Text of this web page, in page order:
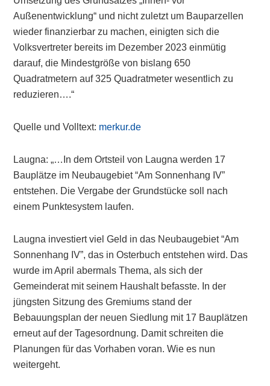
Außenentwicklung“ und nicht zuletzt um Bauparzellen
wieder finanzierbar zu machen, einigten sich die
Volksvertreter bereits im Dezember 2023 einmütig
darauf, die Mindestgröße von bislang 650
Quadratmetern auf 325 Quadratmeter wesentlich zu
reduzieren….“
Quelle und Volltext: merkur.de
Laugna: „…In dem Ortsteil von Laugna werden 17
Bauplätze im Neubaugebiet “Am Sonnenhang IV”
entstehen. Die Vergabe der Grundstücke soll nach
einem Punktesystem laufen.
Laugna investiert viel Geld in das Neubaugebiet “Am
Sonnenhang IV”, das in Osterbuch entstehen wird. Das
wurde im April abermals Thema, als sich der
Gemeinderat mit seinem Haushalt befasste. In der
jüngsten Sitzung des Gremiums stand der
Bebauungsplan der neuen Siedlung mit 17 Bauplätzen
erneut auf der Tagesordnung. Damit schreiten die
Planungen für das Vorhaben voran. Wie es nun
weitergeht.